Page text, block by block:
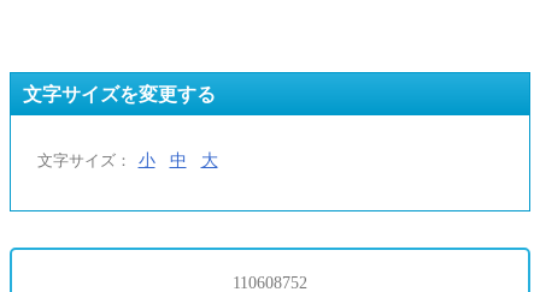
文字サイズを変更する
文字サイズ： 小 中 大